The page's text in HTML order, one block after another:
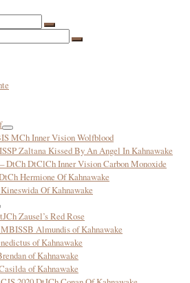
Suche
Suche
MCh Inner Vision Wolfblood
Zaltana Kissed By An Angel In Kahnawake
DtCh DtClCh Inner Vision Carbon Monoxide
Hermione Of Kahnawake
Of Kahnawake
Zausel’s Red Rose
Almundis of Kahnawake
of Kahnawake
of Kahnawake
of Kahnawake